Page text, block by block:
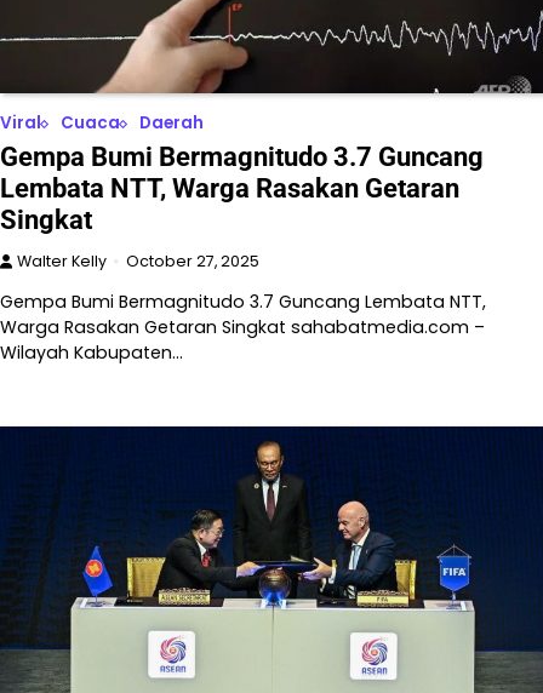
Viral Cuaca Daerah
Gempa Bumi Bermagnitudo 3.7 Guncang
Lembata NTT, Warga Rasakan Getaran
Singkat
Walter Kelly October 27, 2025
Gempa Bumi Bermagnitudo 3.7 Guncang Lembata NTT,
Warga Rasakan Getaran Singkat sahabatmedia.com –
Wilayah Kabupaten…